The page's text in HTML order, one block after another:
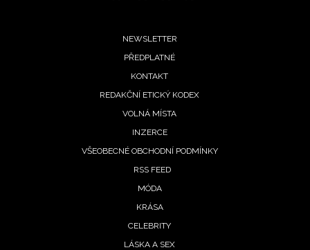
NEWSLETTER
PŘEDPLATNÉ
KONTAKT
REDAKČNÍ ETICKÝ KODEX
VOLNÁ MÍSTA
INZERCE
VŠEOBECNÉ OBCHODNÍ PODMÍNKY
RSS FEED
MÓDA
KRÁSA
CELEBRITY
LÁSKA A SEX